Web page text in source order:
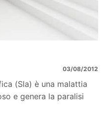
03/08/2012
(Sla) è una malattia
e genera la paralisi